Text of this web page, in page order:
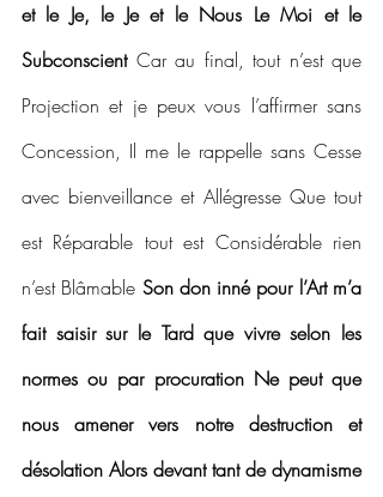
et le Je, le Je et le Nous Le Moi et le
Subconscient Car au final, tout n’est que
Projection et je peux vous l’affirmer sans
Concession, Il me le rappelle sans Cesse
avec bienveillance et Allégresse Que tout
est Réparable tout est Considérable rien
n’est Blâmable Son don inné pour l’Art m’a
fait saisir sur le Tard que vivre selon les
normes ou par procuration Ne peut que
nous amener vers notre destruction et
désolation Alors devant tant de dynamisme